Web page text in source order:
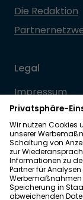
Die Redaktion
Legal
Impressum
Datenschutz
Allgemeine